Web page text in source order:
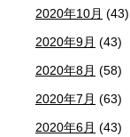
2020年10月 (43)
2020年9月 (43)
2020年8月 (58)
2020年7月 (63)
2020年6月 (43)